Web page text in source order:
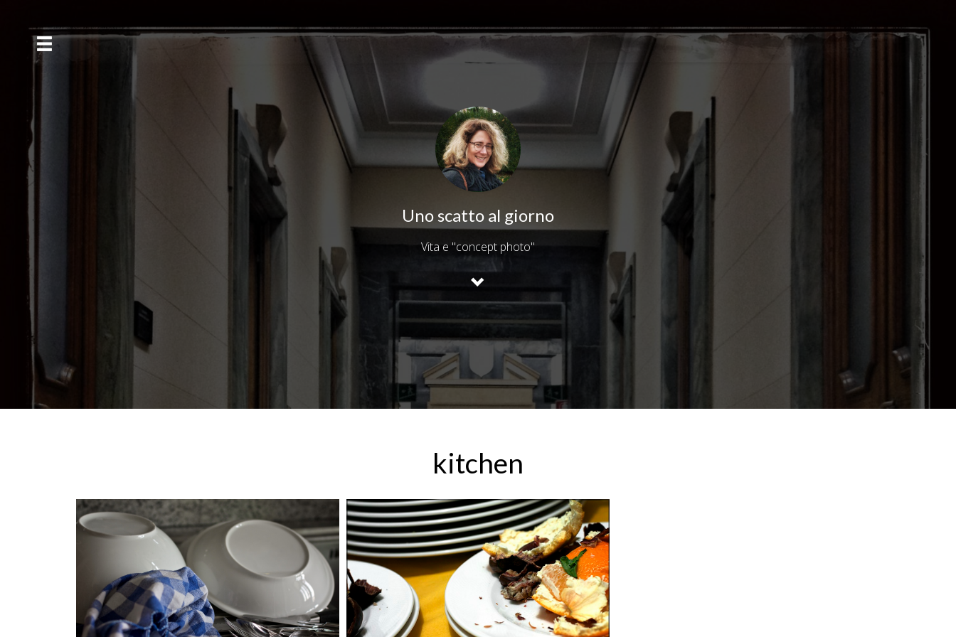
Uno scatto al giorno
Vita e "concept photo"
kitchen